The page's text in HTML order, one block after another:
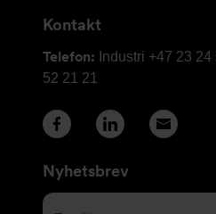
Kontakt
Telefon: Industri +47 23
52 21 21
Nyhetsbrev
Email